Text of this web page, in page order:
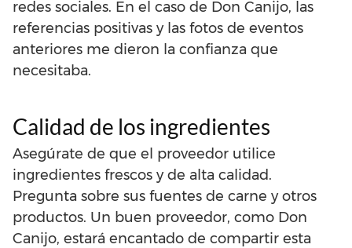
redes sociales. En el caso de Don Canijo, las
referencias positivas y las fotos de eventos
anteriores me dieron la confianza que
necesitaba.
Calidad de los ingredientes
Asegúrate de que el proveedor utilice
ingredientes frescos y de alta calidad.
Pregunta sobre sus fuentes de carne y otros
productos. Un buen proveedor, como Don
Canijo, estará encantado de compartir esta